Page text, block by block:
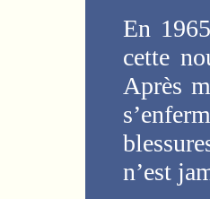
En
cette
Après
n’est